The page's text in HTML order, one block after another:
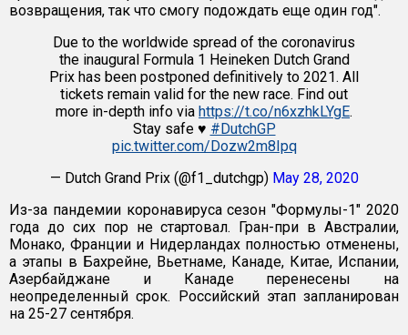
возвращения, так что смогу подождать еще один год".
Due to the worldwide spread of the coronavirus
the inaugural Formula 1 Heineken Dutch Grand
Prix has been postponed definitively to 2021. All
tickets remain valid for the new race. Find out
more in-depth info via https://t.co/n6xzhkLYgE.
Stay safe ♥ #DutchGP
pic.twitter.com/Dozw2m8Ipq
— Dutch Grand Prix (@f1_dutchgp) May 28, 2020
Из-за пандемии коронавируса сезон "Формулы-1" 2020
года до сих пор не стартовал. Гран-при в Австралии,
Монако, Франции и Нидерландах полностью отменены,
а этапы в Бахрейне, Вьетнаме, Канаде, Китае, Испании,
Азербайджане и Канаде перенесены на
неопределенный срок. Российский этап запланирован
на 25-27 сентября.